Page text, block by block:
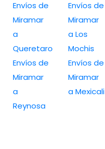
Envíos de
Miramar
a
Queretaro
Envíos de
Miramar
a
Reynosa
Envíos de
Miramar
a Los
Mochis
Envíos de
Miramar
a Mexicali